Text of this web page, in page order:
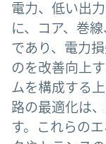
電力、低い出
に、コア、巻
であり、電力
のを改善向上
ムを構成する
路の最適化は
す。これらの